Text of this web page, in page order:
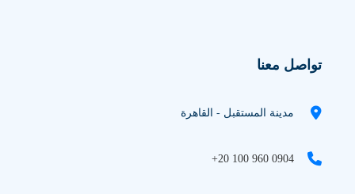
تواصل معنا
مدينة المستقبل - القاهرة
+20 100 960 0904